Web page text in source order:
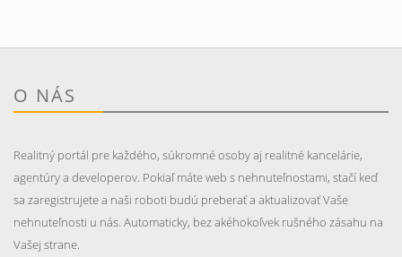
O NÁS
Realitný portál pre každého, súkromné osoby aj realitné kancelárie,
agentúry a developerov. Pokiaľ máte web s nehnuteľnostami, stačí keď
sa zaregistrujete a naši roboti budú preberať a aktualizovať Vaše
nehnuteľnosti u nás. Automaticky, bez akéhokoľvek rušného zásahu na
Vašej strane.